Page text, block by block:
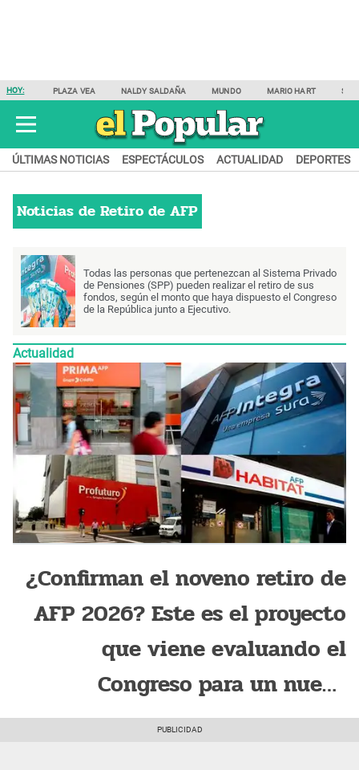
HOY: PLAZA VEA NALDY SALDAÑA MUNDO MARIO HART
ÚLTIMAS NOTICIAS ESPECTÁCULOS ACTUALIDAD DEPORTES
Noticias de Retiro de AFP
Todas las personas que pertenezcan al Sistema Privado
de Pensiones (SPP) pueden realizar el retiro de sus
fondos, según el monto que haya dispuesto el Congreso
de la República junto a Ejecutivo.
Actualidad
¿Confirman el noveno retiro de
AFP 2026? Este es el proyecto
que viene evaluando el
Congreso para un nuevo
desembolso